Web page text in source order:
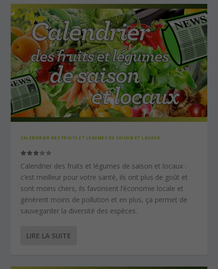
CALENDRIER DES FRUITS ET LÉGUMES DE SAISON ET LOCAUX
Calendrier des fruits et légumes de saison et locaux :
c’est meilleur pour votre santé, ils ont plus de goût et
sont moins chers, ils favorisent l’économie locale et
génèrent moins de pollution et en plus, ça permet de
sauvegarder la diversité des espèces.
LIRE LA SUITE